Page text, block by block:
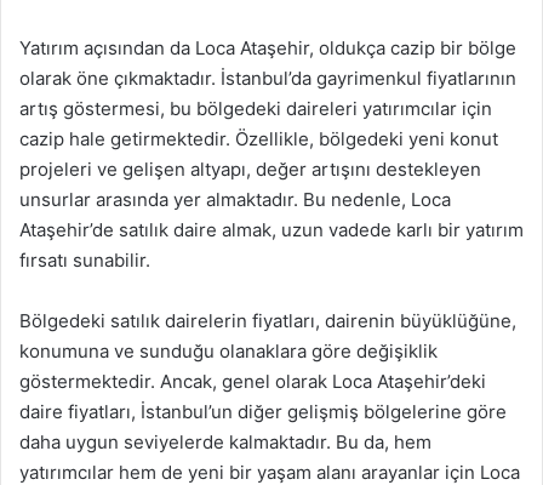
Yatırım açısından da Loca Ataşehir, oldukça cazip bir bölge
olarak öne çıkmaktadır. İstanbul’da gayrimenkul fiyatlarının
artış göstermesi, bu bölgedeki daireleri yatırımcılar için
cazip hale getirmektedir. Özellikle, bölgedeki yeni konut
projeleri ve gelişen altyapı, değer artışını destekleyen
unsurlar arasında yer almaktadır. Bu nedenle, Loca
Ataşehir’de satılık daire almak, uzun vadede karlı bir yatırım
fırsatı sunabilir.
Bölgedeki satılık dairelerin fiyatları, dairenin büyüklüğüne,
konumuna ve sunduğu olanaklara göre değişiklik
göstermektedir. Ancak, genel olarak Loca Ataşehir’deki
daire fiyatları, İstanbul’un diğer gelişmiş bölgelerine göre
daha uygun seviyelerde kalmaktadır. Bu da, hem
yatırımcılar hem de yeni bir yaşam alanı arayanlar için Loca